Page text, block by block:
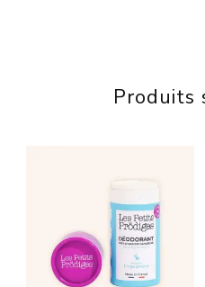
Produits